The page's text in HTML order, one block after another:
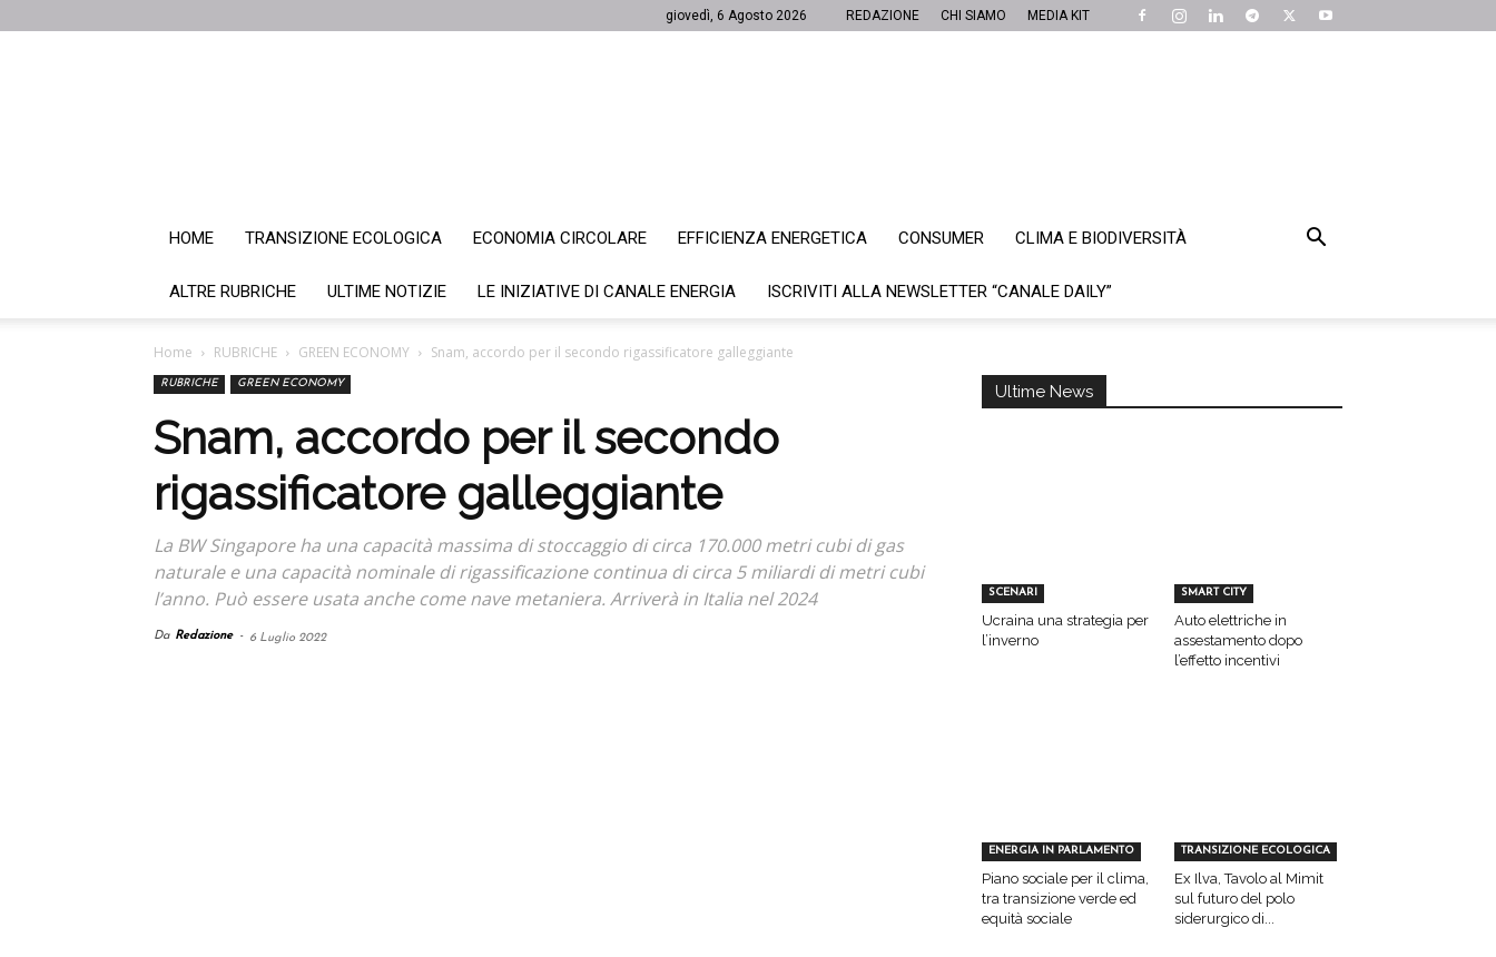
giovedì, 6 Agosto 2026 REDAZIONE CHI SIAMO MEDIA KIT
HOME TRANSIZIONE ECOLOGICA ECONOMIA CIRCOLARE EFFICIENZA ENERGETICA CONSUMER CLIMA E BIODIVERSITÀ
ALTRE RUBRICHE ULTIME NOTIZIE LE INIZIATIVE DI CANALE ENERGIA ISCRIVITI ALLA NEWSLETTER “CANALE DAILY”
Home RUBRICHE GREEN ECONOMY Snam, accordo per il secondo rigassificatore galleggiante
RUBRICHE GREEN ECONOMY
Snam, accordo per il secondo
rigassificatore galleggiante
La BW Singapore ha una capacità massima di stoccaggio di circa 170.000 metri cubi di gas
naturale e una capacità nominale di rigassificazione continua di circa 5 miliardi di metri cubi
l’anno. Può essere usata anche come nave metaniera. Arriverà in Italia nel 2024
Da Redazione - 6 Luglio 2022
Ultime News
SCENARI
Ucraina una strategia per
l’inverno
SMART CITY
Auto elettriche in
assestamento dopo
l’effetto incentivi
ENERGIA IN PARLAMENTO
Piano sociale per il clima,
tra transizione verde ed
equità sociale
TRANSIZIONE ECOLOGICA
Ex Ilva, Tavolo al Mimit
sul futuro del polo
siderurgico di...